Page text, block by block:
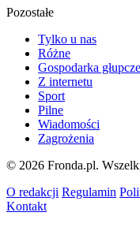
Pozostałe
Tylko u nas
Różne
Gospodarka głupcze
Z internetu
Sport
Pilne
Wiadomości
Zagrożenia
© 2026 Fronda.pl.
O redakcji Regulamin
Kontakt